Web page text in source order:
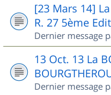
[23 Mars 14]
R. 27 5ème
Dernier message
13 Oct. 13 La
Dernier message